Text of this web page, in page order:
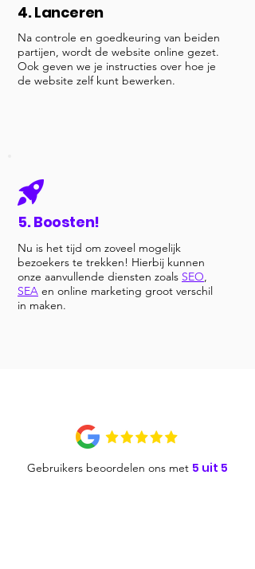
4. Lanceren
Na controle en goedkeuring van beiden
partijen, wordt de website online gezet.
Ook geven we je instructies over hoe je
de website zelf kunt bewerken.
5. Boosten!
Nu is het tijd om zoveel mogelijk
bezoekers te trekken! Hierbij kunnen
onze aanvullende diensten zoals SEO,
SEA en online marketing groot verschil
in maken.
Gebruikers beoordelen ons met 5 uit 5